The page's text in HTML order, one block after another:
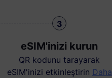
3
eSIM'inizi kurun
QR kodunu tarayarak
eSIM'inizi etkinleştirin Daha